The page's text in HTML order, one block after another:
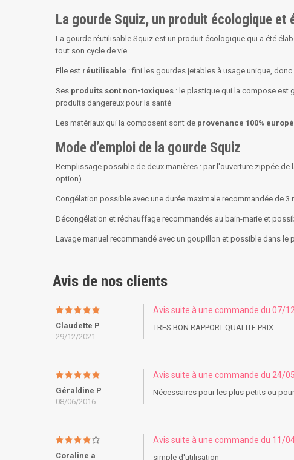
La gourde Squiz, un produit écologique et
La gourde réutilisable Squiz est un produit écologique qui a été
tout son cycle de vie.
Elle est réutilisable : fini les gourdes jetables à usage unique,
Ses produits sont non-toxiques : le plastique qui la compose est
produits dangereux pour la santé
Les matériaux qui la composent sont de provenance 100%
Mode d’emploi de la gourde Squiz
Remplissage possible de deux manières : par l'ouverture zippée
option)
Congélation possible avec une durée maximale recommandée de 3
Décongélation et réchauffage recommandés au bain-marie et
Lavage manuel recommandé avec un goupillon et possible dans le
Avis de nos clients
Claudette P
29/12/2021
Avis suite à une commande du 07/
TRES BON RAPPORT QUALITE PRIX
Géraldine P
08/06/2016
Avis suite à une commande du 24/
Nécessaires pour les plus petits ou
Coraline a
Avis suite à une commande du 11/
simple d'utilisation